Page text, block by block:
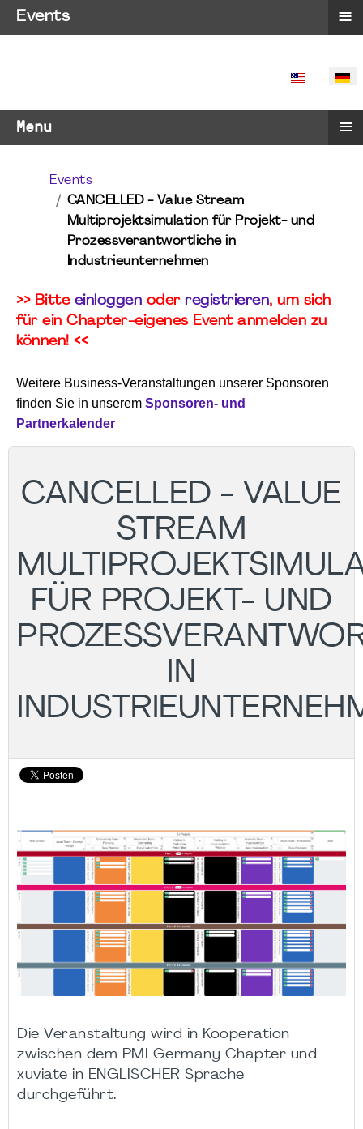
SPRACHE
Menu ≡
Events
CANCELLED - Value Stream
Multiprojektsimulation für Projekt- und
Prozessverantwortliche in
Industrieunternehmen
>> Bitte einloggen oder registrieren, um sich
für ein Chapter-eigenes Event anmelden zu
können! <<
Weitere Business-Veranstaltungen unserer Sponsoren
finden Sie in unserem Sponsoren- und
Partnerkalender
CANCELLED - VALUE
STREAM
FÜR PROJEKT- UND
IN
Die Veranstaltung wird in Kooperation
zwischen dem PMI Germany Chapter und
xuviate in ENGLISCHER Sprache
durchgeführt.
Events ≡